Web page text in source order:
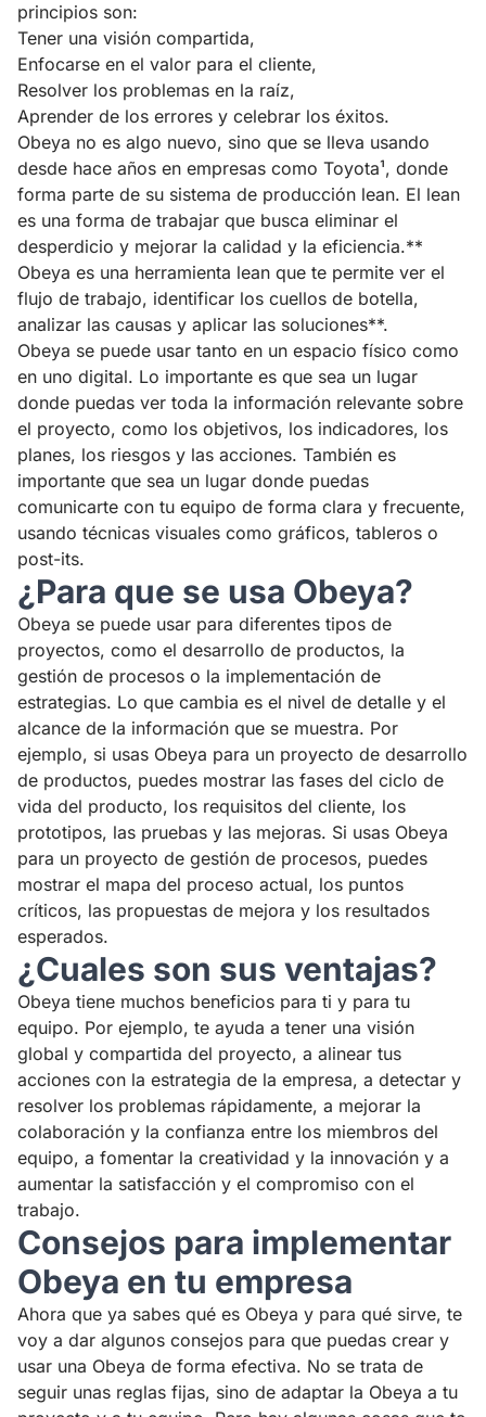
principios son:
Tener una visión compartida,
Enfocarse en el valor para el cliente,
Resolver los problemas en la raíz,
Aprender de los errores y celebrar los éxitos.
Obeya no es algo nuevo, sino que se lleva usando
desde hace años en empresas como Toyota¹, donde
forma parte de su sistema de producción lean. El lean
es una forma de trabajar que busca eliminar el
desperdicio y mejorar la calidad y la eficiencia.**
Obeya es una herramienta lean que te permite ver el
flujo de trabajo, identificar los cuellos de botella,
analizar las causas y aplicar las soluciones**.
Obeya se puede usar tanto en un espacio físico como
en uno digital. Lo importante es que sea un lugar
donde puedas ver toda la información relevante sobre
el proyecto, como los objetivos, los indicadores, los
planes, los riesgos y las acciones. También es
importante que sea un lugar donde puedas
comunicarte con tu equipo de forma clara y frecuente,
usando técnicas visuales como gráficos, tableros o
post-its.
¿Para que se usa Obeya?
Obeya se puede usar para diferentes tipos de
proyectos, como el desarrollo de productos, la
gestión de procesos o la implementación de
estrategias. Lo que cambia es el nivel de detalle y el
alcance de la información que se muestra. Por
ejemplo, si usas Obeya para un proyecto de desarrollo
de productos, puedes mostrar las fases del ciclo de
vida del producto, los requisitos del cliente, los
prototipos, las pruebas y las mejoras. Si usas Obeya
para un proyecto de gestión de procesos, puedes
mostrar el mapa del proceso actual, los puntos
críticos, las propuestas de mejora y los resultados
esperados.
¿Cuales son sus ventajas?
Obeya tiene muchos beneficios para ti y para tu
equipo. Por ejemplo, te ayuda a tener una visión
global y compartida del proyecto, a alinear tus
acciones con la estrategia de la empresa, a detectar y
resolver los problemas rápidamente, a mejorar la
colaboración y la confianza entre los miembros del
equipo, a fomentar la creatividad y la innovación y a
aumentar la satisfacción y el compromiso con el
trabajo.
Consejos para implementar
Obeya en tu empresa
Ahora que ya sabes qué es Obeya y para qué sirve, te
voy a dar algunos consejos para que puedas crear y
usar una Obeya de forma efectiva. No se trata de
seguir unas reglas fijas, sino de adaptar la Obeya a tu